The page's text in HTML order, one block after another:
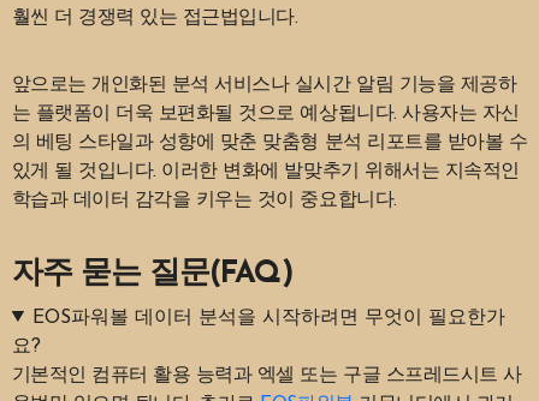
훨씬 더 경쟁력 있는 접근법입니다.
앞으로는 개인화된 분석 서비스나 실시간 알림 기능을 제공하
는 플랫폼이 더욱 보편화될 것으로 예상됩니다. 사용자는 자신
의 베팅 스타일과 성향에 맞춘 맞춤형 분석 리포트를 받아볼 수
있게 될 것입니다. 이러한 변화에 발맞추기 위해서는 지속적인
학습과 데이터 감각을 키우는 것이 중요합니다.
자주 묻는 질문(FAQ)
EOS파워볼 데이터 분석을 시작하려면 무엇이 필요한가
요?
기본적인 컴퓨터 활용 능력과 엑셀 또는 구글 스프레드시트 사